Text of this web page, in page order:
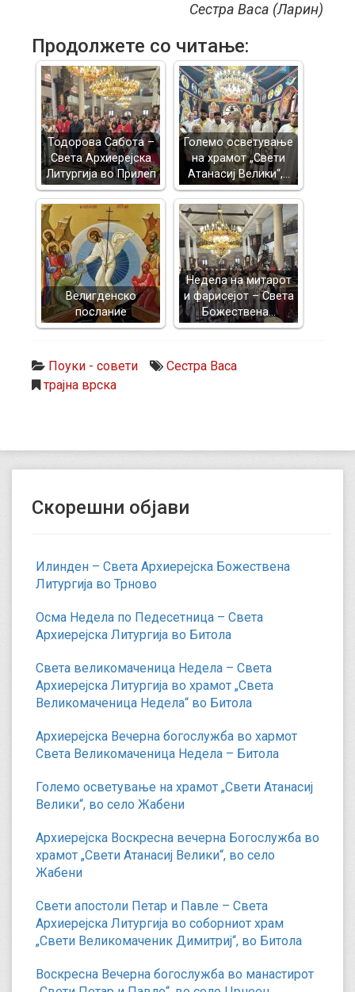
Сестра Васа (Ларин)
Продолжете со читање:
Тодорова Сабота –
Света Архиерејска
Литургија во Прилеп
Големо осветување
на храмот „Свети
Атанасиј Велики“,…
Велигденско
послание
Недела на митарот
и фарисејот – Светa
Божествена…
Поуки - совети
Сестра Васа
трајна врска
Скорешни објави
Илинден – Света Архиерејска Божествена
Литургија во Трново
Осма Недела по Педесетница – Света
Архиерејска Литургија во Битола
Света великомаченица Недела – Света
Архиерејска Литургија во храмот „Света
Великомаченица Недела“ во Битола
Архиерејска Вечерна богослужба во хармот
Света Великомаченица Недела – Битола
Големо осветување на храмот „Свети Атанасиј
Велики“, во село Жабени
Архиерејска Воскресна вечерна Богослужба во
храмот „Свети Атанасиј Велики“, во село
Жабени
Свети апостоли Петар и Павле – Света
Архиерејска Литургија во соборниот храм
„Свети Великомаченик Димитриј“, во Битола
Воскресна Вечерна богослужба во манастирот